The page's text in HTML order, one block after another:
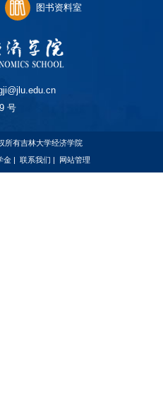
图书资料室
号
所有吉林大学经济学院
金 | 联系我们 | 网站管理